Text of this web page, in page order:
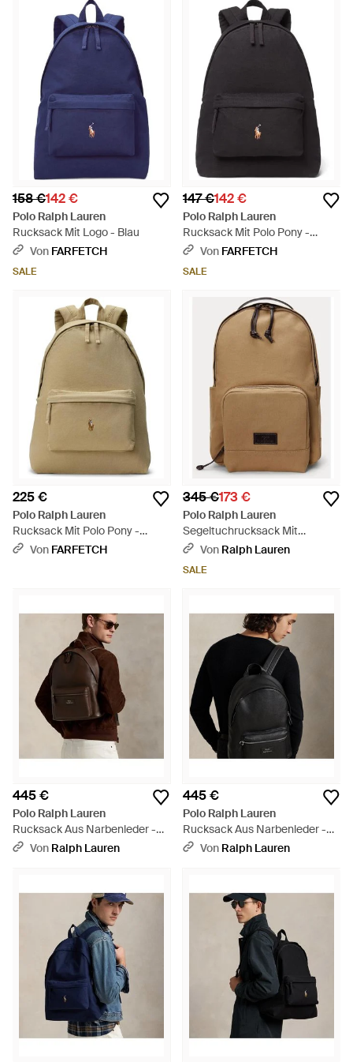
158 €142 €
Polo Ralph Lauren
Rucksack Mit Logo - Blau
Von FARFETCH
SALE
147 €142 €
Polo Ralph Lauren
Rucksack Mit Polo Pony -
Schwarz
Von FARFETCH
SALE
225 €
Polo Ralph Lauren
Rucksack Mit Polo Pony -
Natur
Von FARFETCH
345 €173 €
Polo Ralph Lauren
Segeltuchrucksack Mit
Lederbesatz - Braun
Von Ralph Lauren
SALE
445 €
Polo Ralph Lauren
Rucksack Aus Narbenleder -
Braun
Von Ralph Lauren
445 €
Polo Ralph Lauren
Rucksack Aus Narbenleder -
Schwarz
Von Ralph Lauren